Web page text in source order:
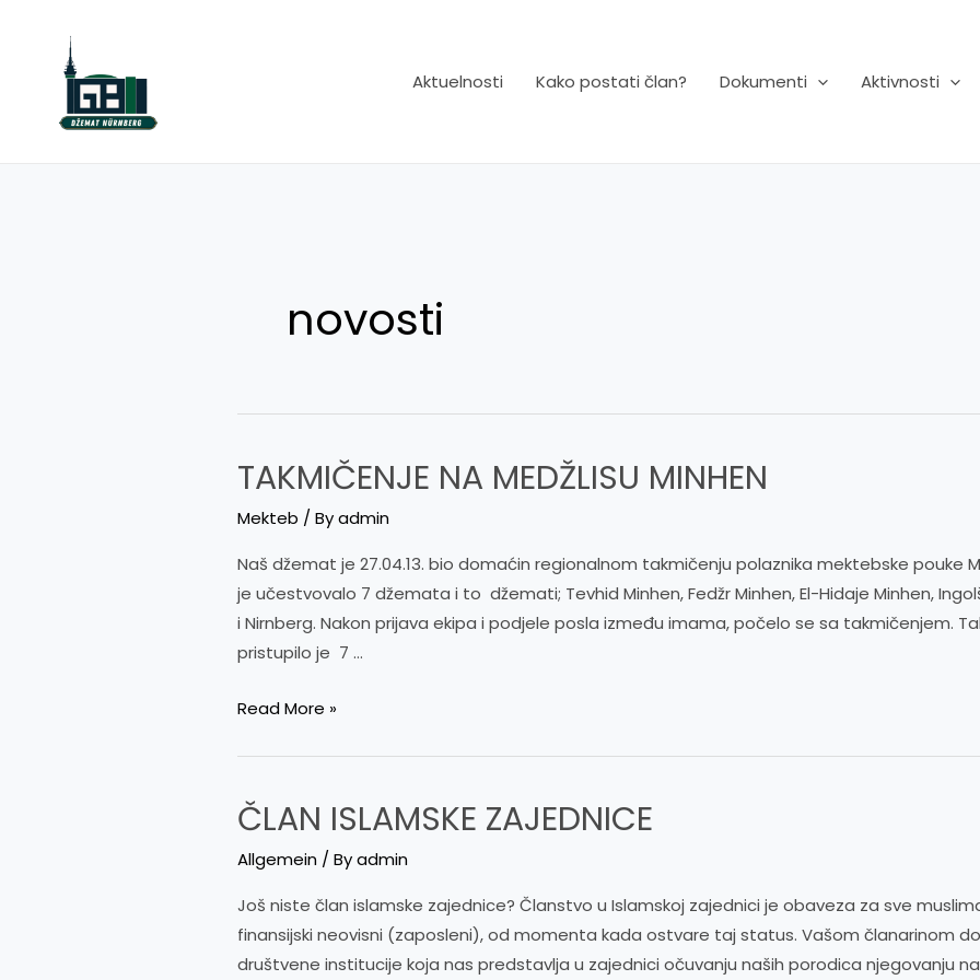
content
Aktuelnosti Kako postati član? Dokumenti Aktivnosti
novosti
TAKMIČENJE NA MEDŽLISU MINHEN
Mekteb / Byadmin
Naš džemat je 27.04.13. bio domaćin regionalnom takmičenju polaznika mektebske pouke
je učestvovalo 7 džemata i to džemati; Tevhid Minhen, Fedžr Minhen, El-Hidaje Minhen,
i Nirnberg. Nakon prijava ekipa i podjele posla između imama, počelo se sa takmičenjem.
pristupilo je 7 …
TAKMIČENJE
MINHEN
Read More »
ČLAN ISLAMSKE ZAJEDNICE
Allgemein / Byadmin
Još niste član islamske zajednice? Članstvo u Islamskoj zajednici je obaveza za sve
finansijski neovisni (zaposleni), od momenta kada ostvare taj status. Vašom članarinom
društvene institucije koja nas predstavlja u zajednici očuvanju naših porodica njegovanju